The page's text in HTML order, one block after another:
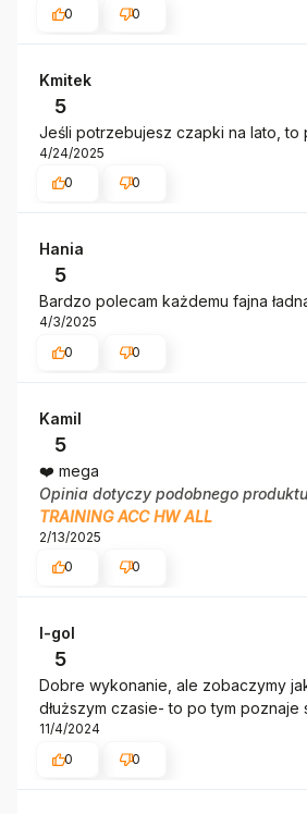
0 0
Kmitek
5
Jeśli potrzebujesz czapki na lato, to
4/24/2025
0
0
Hania
5
Bardzo polecam każdemu fajna
4/3/2025
0
0
Kamil
5
❤️ mega
Opinia dotyczy podobnego
TRAINING ACC HW ALL
2/13/2025
0
0
I-gol
5
Dobre wykonanie, ale zobaczymy
dłuższym czasie- to po tym poznaje
11/4/2024
0
0